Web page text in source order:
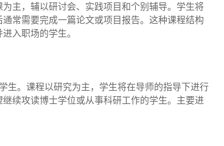
主，辅以研讨会、实践项目和个别辅导。学生将
常需要完成一篇论文或项目报告。这种课程结构
入职场的学生。
生。课程以研究为主，学生将在导师的指导下进行
续攻读博士学位或从事科研工作的学生。主要进